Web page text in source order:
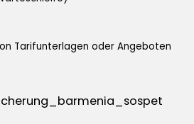
Tarifunterlagen oder Angeboten